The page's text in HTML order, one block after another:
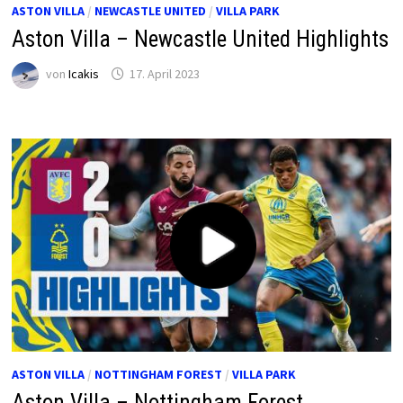
ASTON VILLA/ NEWCASTLE UNITED / VILLA PARK
Aston Villa – Newcastle United Highlights
von Icakis 17. April 2023
ASTON VILLA/ NOTTINGHAM FOREST / VILLA PARK